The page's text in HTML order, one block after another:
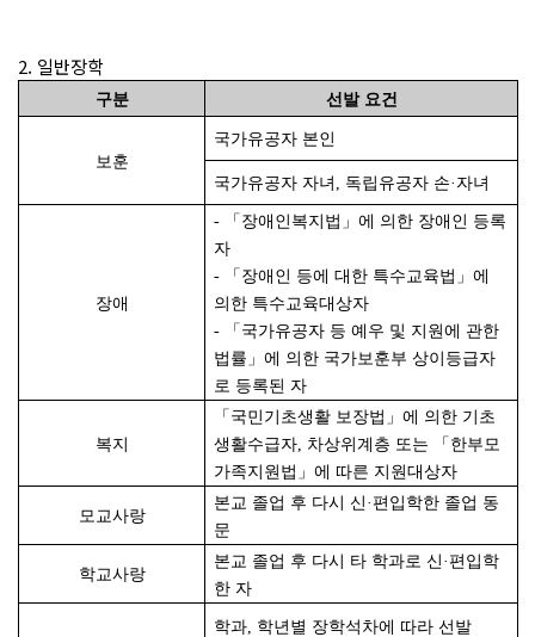
2. 일반장학
구분 선발 요건
보훈
국가유공자 본인
국가유공자 자녀, 독립유공자 손·자녀
장애
-
「장애인복지법」에 의한 장애인 등록
자
-
「장애인 등에 대한 특수교육법」에
의한 특수교육대상자
-
「국가유공자 등 예우 및 지원에 관한
법률」에 의한 국가보훈부 상이등급자
로 등록된 자
복지
「국민기초생활 보장법」에 의한 기초
생활수급자, 차상위계층 또는 「한부모
가족지원법」에 따른 지원대상자
모교사랑
본교 졸업 후 다시 신·편입학한 졸업 동
문
학교사랑
본교 졸업 후 다시 타 학과로 신·편입학
한 자
학과, 학년별 장학석차에 따라 선발